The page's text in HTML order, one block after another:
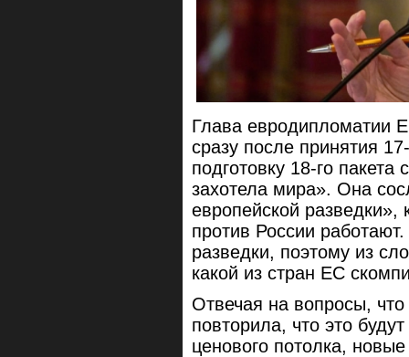
Глава евродипломатии
сразу после принятия
подготовку 18-го
захотела мира». Она
европейской разведки»,
против России
разведки, поэтому из
какой из стран ЕС
Отвечая на вопросы,
повторила, что это
ценового потолка,